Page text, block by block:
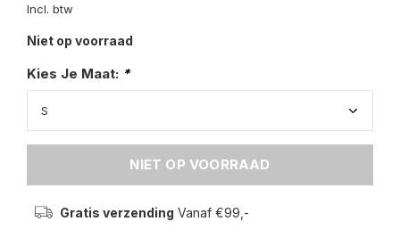
Incl. btw
Niet op voorraad
Kies Je Maat: *
NIET OP VOORRAAD
Gratis verzending Vanaf €99,-